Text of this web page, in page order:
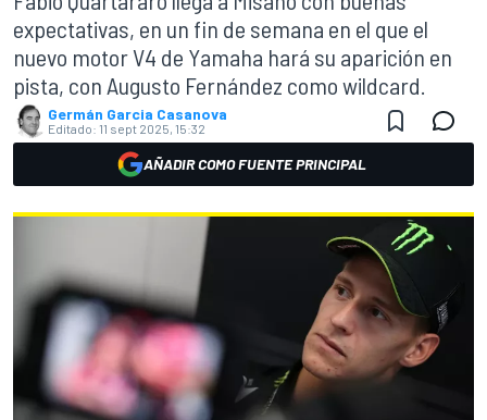
expectativas, en un fin de semana en el que el
nuevo motor V4 de Yamaha hará su aparición en
pista, con Augusto Fernández como wildcard.
Germán Garcia Casanova
Editado: 11 sept 2025, 15:32
AÑADIR COMO FUENTE PRINCIPAL